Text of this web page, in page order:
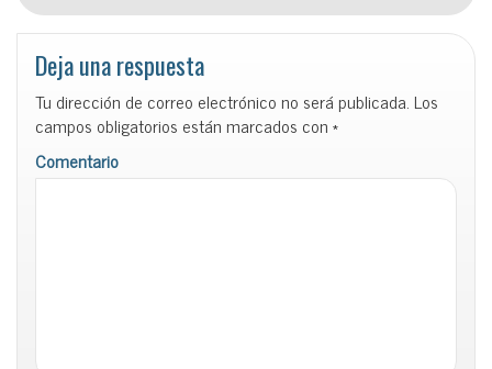
Deja una respuesta
Tu dirección de correo electrónico no será publicada. Los
campos obligatorios están marcados con*
Comentario